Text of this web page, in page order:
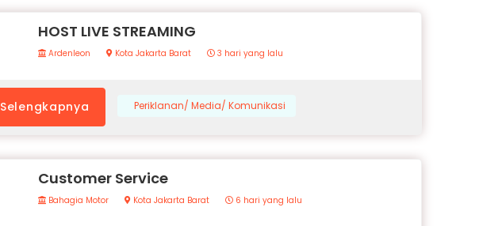
HOST LIVE STREAMING
Ardenleon Kota Jakarta Barat 3 hari yang lalu
Selengkapnya Periklanan/ Media/ Komunikasi
Customer Service
Bahagia Motor Kota Jakarta Barat 6 hari yang lalu